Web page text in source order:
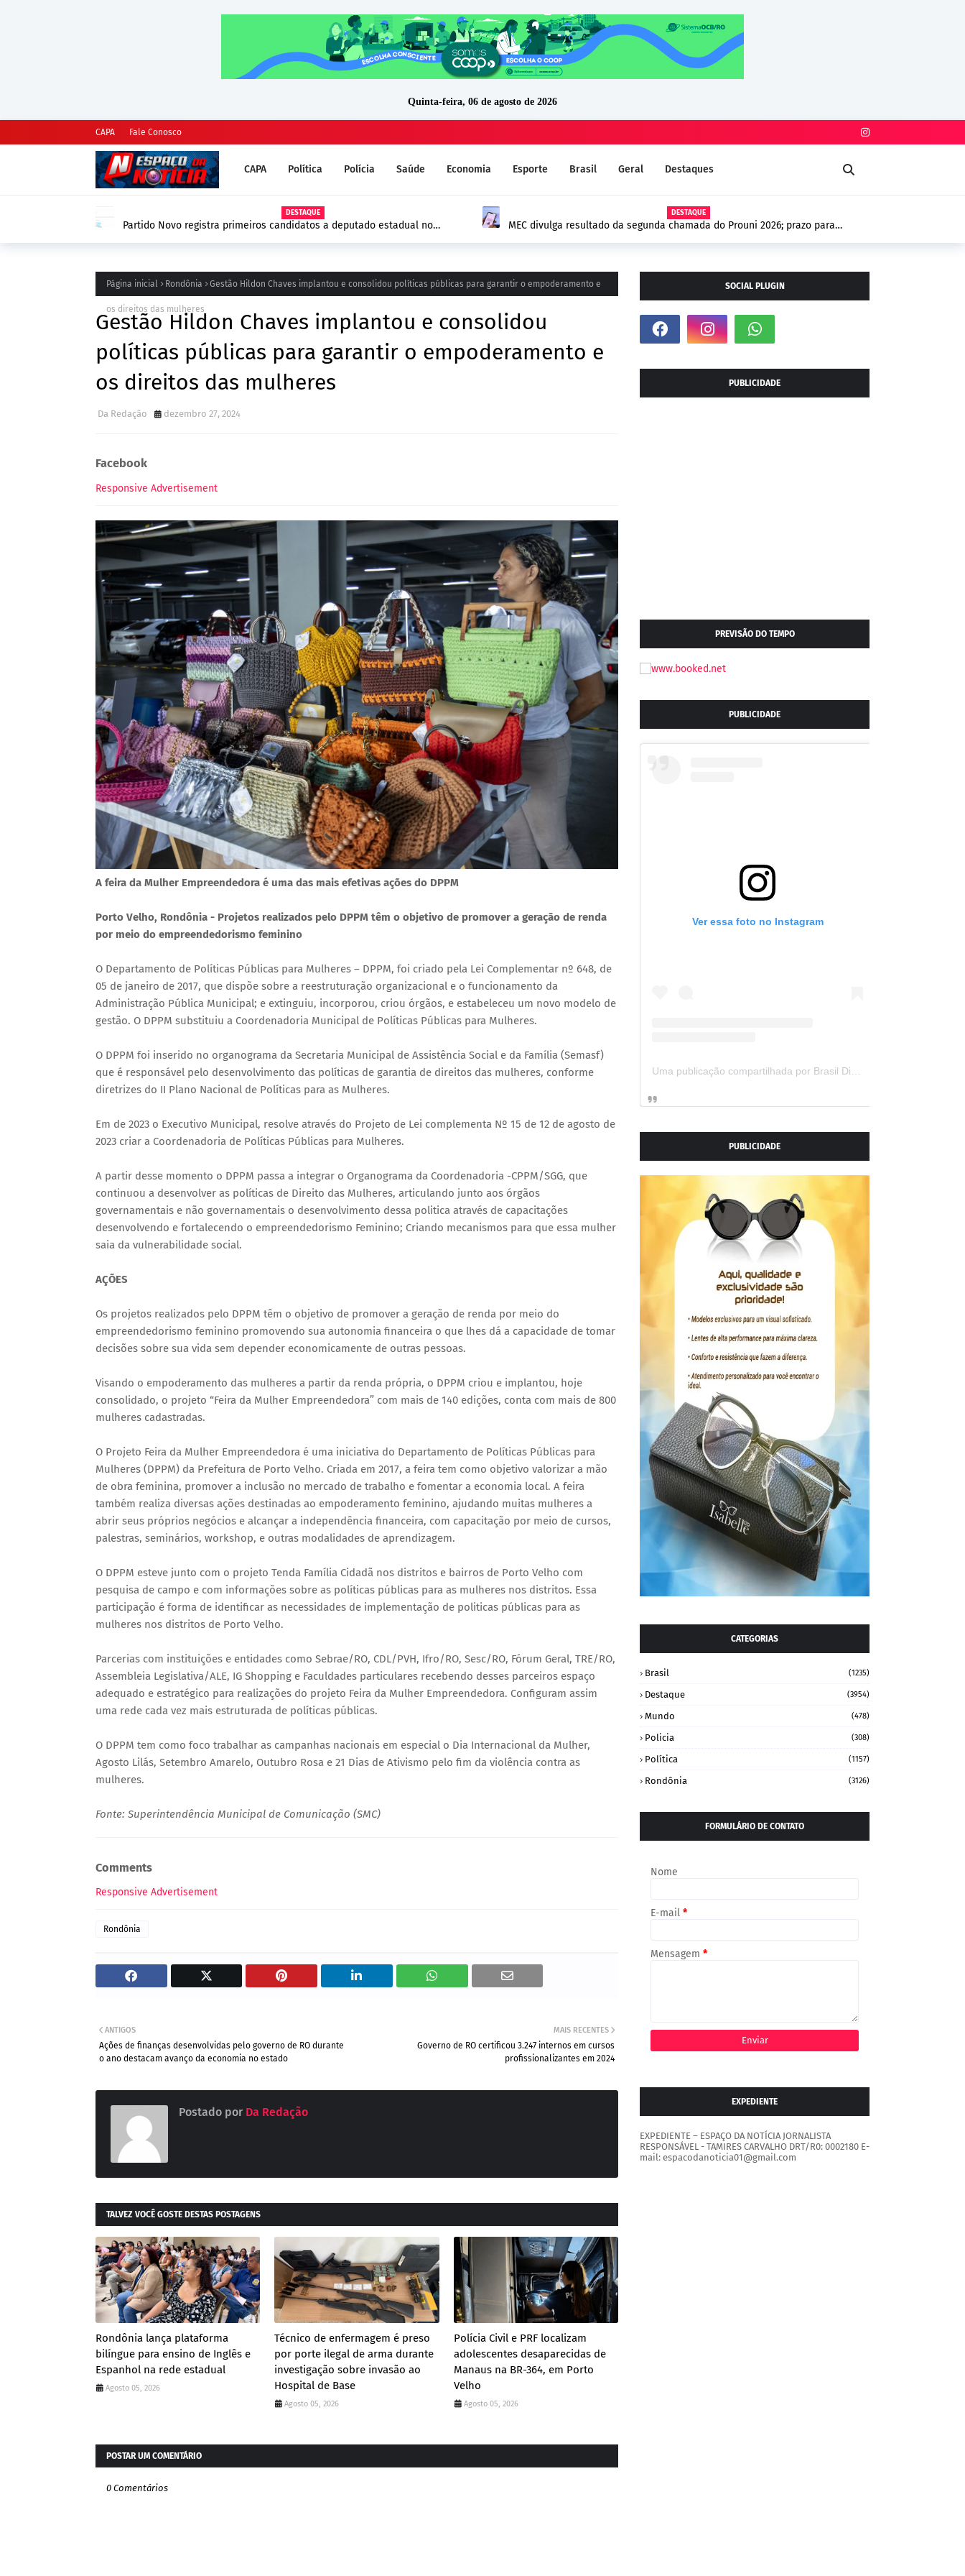
Quinta-feira, 06 de agosto de 2026
CAPA Fale Conosco
CAPA Política Polícia Saúde Economia Esporte Brasil Geral Destaques
DESTAQUE
Partido Novo registra primeiros candidatos a deputado estadual no
DESTAQUE
MEC divulga resultado da segunda chamada do Prouni 2026; prazo para
Página inicial Rondônia Gestão Hildon Chaves implantou e consolidou políticas públicas para garantir o empoderamento e
os direitos das mulheres
Gestão Hildon Chaves implantou e consolidou
políticas públicas para garantir o empoderamento e
os direitos das mulheres
Da Redação dezembro 27, 2024
Facebook
Responsive Advertisement
A feira da Mulher Empreendedora é uma das mais efetivas ações do DPPM
Porto Velho, Rondônia - Projetos realizados pelo DPPM têm o objetivo de promover a geração de renda
por meio do empreendedorismo feminino
O Departamento de Políticas Públicas para Mulheres – DPPM, foi criado pela Lei Complementar nº 648, de
05 de janeiro de 2017, que dispõe sobre a reestruturação organizacional e o funcionamento da
Administração Pública Municipal; e extinguiu, incorporou, criou órgãos, e estabeleceu um novo modelo de
gestão. O DPPM substituiu a Coordenadoria Municipal de Políticas Públicas para Mulheres.
O DPPM foi inserido no organograma da Secretaria Municipal de Assistência Social e da Família (Semasf)
que é responsável pelo desenvolvimento das políticas de garantia de direitos das mulheres, conforme
diretrizes do II Plano Nacional de Políticas para as Mulheres.
Em de 2023 o Executivo Municipal, resolve através do Projeto de Lei complementa Nº 15 de 12 de agosto de
2023 criar a Coordenadoria de Políticas Públicas para Mulheres.
A partir desse momento o DPPM passa a integrar o Organograma da Coordenadoria -CPPM/SGG, que
continuou a desenvolver as políticas de Direito das Mulheres, articulando junto aos órgãos
governamentais e não governamentais o desenvolvimento dessa politica através de capacitações
desenvolvendo e fortalecendo o empreendedorismo Feminino; Criando mecanismos para que essa mulher
saia da vulnerabilidade social.
AÇÕES
Os projetos realizados pelo DPPM têm o objetivo de promover a geração de renda por meio do
empreendedorismo feminino promovendo sua autonomia financeira o que lhes dá a capacidade de tomar
decisões sobre sua vida sem depender economicamente de outras pessoas.
Visando o empoderamento das mulheres a partir da renda própria, o DPPM criou e implantou, hoje
consolidado, o projeto “Feira da Mulher Empreendedora” com mais de 140 edições, conta com mais de 800
mulheres cadastradas.
O Projeto Feira da Mulher Empreendedora é uma iniciativa do Departamento de Políticas Públicas para
Mulheres (DPPM) da Prefeitura de Porto Velho. Criada em 2017, a feira tem como objetivo valorizar a mão
de obra feminina, promover a inclusão no mercado de trabalho e fomentar a economia local. A feira
também realiza diversas ações destinadas ao empoderamento feminino, ajudando muitas mulheres a
abrir seus próprios negócios e alcançar a independência financeira, com capacitação por meio de cursos,
palestras, seminários, workshop, e outras modalidades de aprendizagem.
O DPPM esteve junto com o projeto Tenda Família Cidadã nos distritos e bairros de Porto Velho com
pesquisa de campo e com informações sobre as políticas públicas para as mulheres nos distritos. Essa
participação é forma de identificar as necessidades de implementação de politicas públicas para as
mulheres nos distritos de Porto Velho.
Parcerias com instituições e entidades como Sebrae/RO, CDL/PVH, Ifro/RO, Sesc/RO, Fórum Geral, TRE/RO,
Assembleia Legislativa/ALE, IG Shopping e Faculdades particulares recebendo desses parceiros espaço
adequado e estratégico para realizações do projeto Feira da Mulher Empreendedora. Configuram assim
uma rede cada vez mais estruturada de políticas públicas.
O DPPM tem como foco trabalhar as campanhas nacionais em especial o Dia Internacional da Mulher,
Agosto Lilás, Setembro Amarelo, Outubro Rosa e 21 Dias de Ativismo pelo fim da violência contra as
mulheres.
Fonte: Superintendência Municipal de Comunicação (SMC)
Comments
Responsive Advertisement
Rondônia
MAIS RECENTES
Governo de RO certificou 3.247 internos em cursos
profissionalizantes em 2024
ANTIGOS
Ações de finanças desenvolvidas pelo governo de RO durante
o ano destacam avanço da economia no estado
Postado por Da Redação
TALVEZ VOCÊ GOSTE DESTAS POSTAGENS
Rondônia lança plataforma
bilíngue para ensino de Inglês e
Espanhol na rede estadual
Agosto 05, 2026
Técnico de enfermagem é preso
por porte ilegal de arma durante
investigação sobre invasão ao
Hospital de Base
Agosto 05, 2026
Polícia Civil e PRF localizam
adolescentes desaparecidas de
Manaus na BR-364, em Porto
Velho
Agosto 05, 2026
POSTAR UM COMENTÁRIO
0 Comentários
SOCIAL PLUGIN
PUBLICIDADE
PREVISÃO DO TEMPO
PUBLICIDADE
Ver essa foto no Instagram
PUBLICIDADE
CATEGORIAS
Brasil (1235)
Destaque (3954)
Mundo (478)
Policia (308)
Política (1157)
Rondônia (3126)
FORMULÁRIO DE CONTATO
Nome
E-mail *
Mensagem *
EXPEDIENTE
EXPEDIENTE – ESPAÇO DA NOTÍCIA JORNALISTA
RESPONSÁVEL - TAMIRES CARVALHO DRT/R0: 0002180 E-
mail: espacodanoticia01@gmail.com